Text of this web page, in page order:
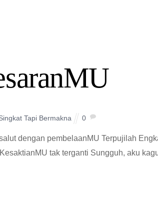
Tapi Bermakna 0
dengan pembelaanMU Terpujilah
tak terganti Sungguh, aku